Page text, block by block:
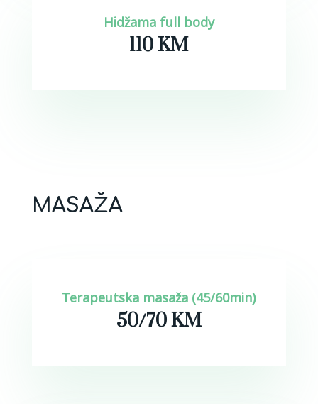
Hidžama full body
110 KM
MASAŽA
Terapeutska masaža (45/60min)
50/70 KM